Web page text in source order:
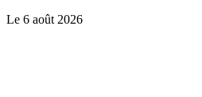
Le 6 août 2026